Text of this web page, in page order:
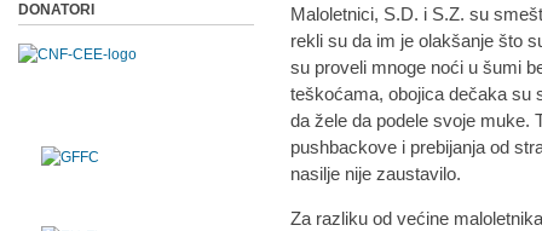
Maloletnici, S.D. i S.Z. su
rekli su da im je olakšanje što
su proveli mnoge noći u šumi
teškoćama, obojica dečaka su
da žele da podele svoje muke.
pushbackove i prebijanja od
nasilje nije zaustavilo.
Za razliku od većine
DONATORI